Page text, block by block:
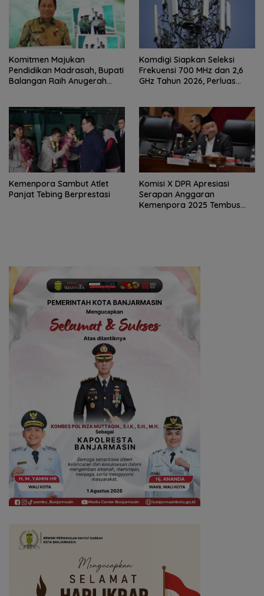
Komitmen Majukan
Pendidikan Madrasah, Bupati
Balangan Raih Anugerah
Komdigi Siapkan Seleksi
Frekuensi 700 MHz dan 2,6
GHz Tahun 2026, Perluas
Kemenpora Sambut Atlet
Panjat Tebing Berprestasi
Komisi X DPR Apresiasi
Serapan Anggaran
Kemenpora 2025 Tembus